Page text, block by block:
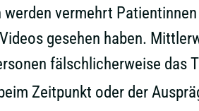
vermehrt
gesehen haben.
fälschlicherweise das
Zeitpunkt oder der